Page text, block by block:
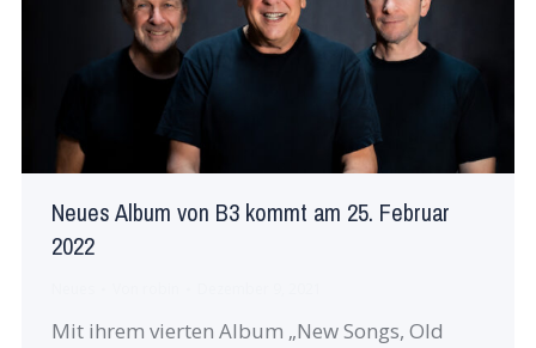
Neues Album von B3 kommt am 25. Februar
2022
Mit ihrem vierten Album „New Songs, Old